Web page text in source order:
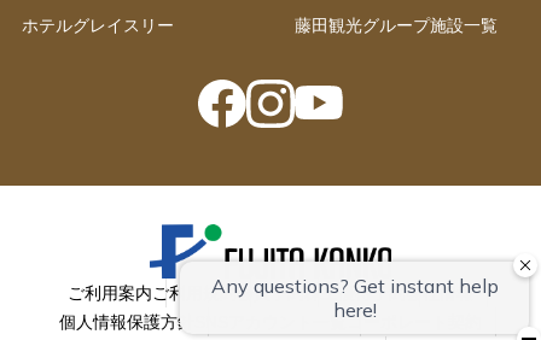
ホテルグレイスリー 藤田観光グループ施設一覧
ご利用案内ご利用規約会員予約株主優待予約会社情報
個人情報保護方針
SNSアカウント一覧コーポレート契約